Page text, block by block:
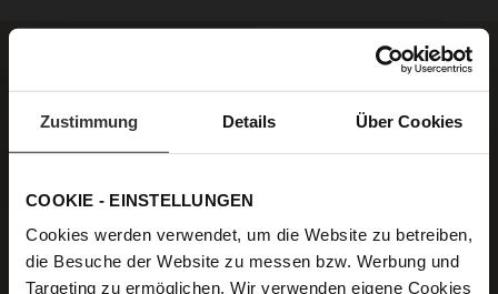
Zustimmung Details Über Cookies
COOKIE - EINSTELLUNGEN
Cookies werden verwendet, um die Website zu betreiben,
die Besuche der Website zu messen bzw. Werbung und
Targeting zu ermöglichen. Wir verwenden eigene Cookies